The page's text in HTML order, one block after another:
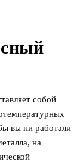
собой
вы ни работали
на